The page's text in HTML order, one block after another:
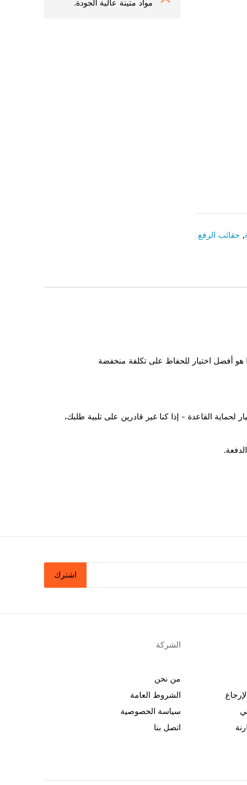
, حقائب الرفع
مواد متينة عالية الجودة.
هو أفضل اختيار للحفاظ على تكلفة منخفضة
لحماية القاعدة - إذا كنا غير قادرين على تلبية طلبك،
اشترك
الشركة
من نحن
الشروط العامة
سياسة الخصوصية
اتصل بنا